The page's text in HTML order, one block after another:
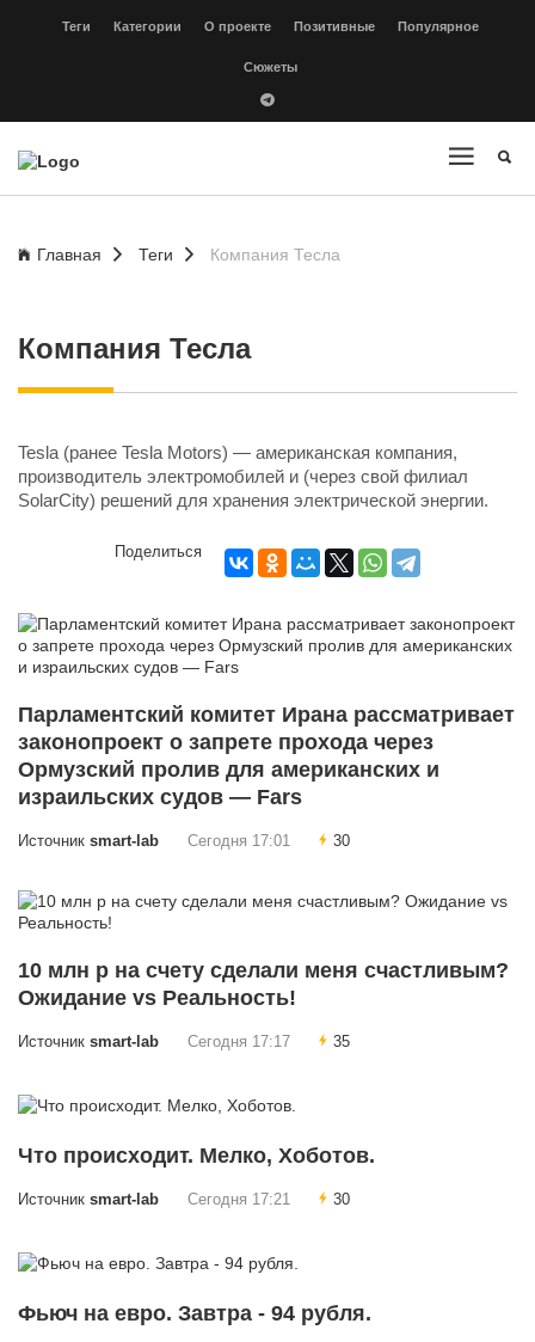
Теги Категории О проекте Позитивные Популярное
Сюжеты
Главная Теги Компания Тесла
Компания Тесла
Tesla (ранее Tesla Motors) — американская компания,
производитель электромобилей и (через свой филиал
SolarCity) решений для хранения электрической энергии.
Поделиться
Парламентский комитет Ирана рассматривает
законопроект о запрете прохода через
Ормузский пролив для американских и
израильских судов — Fars
Источник smart-lab Сегодня 17:01 30
10 млн р на счету сделали меня счастливым?
Ожидание vs Реальность!
Источник smart-lab Сегодня 17:17 35
Что происходит. Мелко, Хоботов.
Источник smart-lab Сегодня 17:21 30
Фьюч на евро. Завтра - 94 рубля.